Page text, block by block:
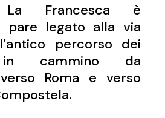
Francesca è
pare legato alla via
percorso dei
in cammino da
Roma e verso